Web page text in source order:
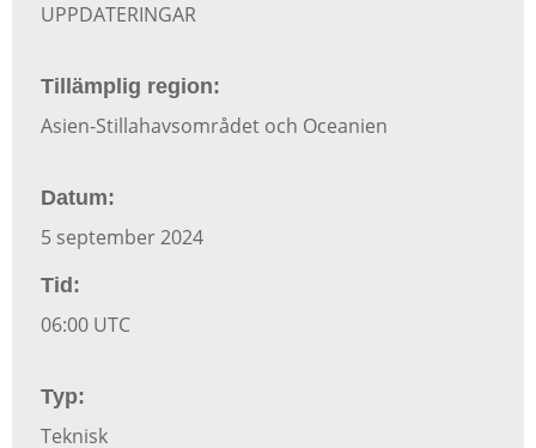
UPPDATERINGAR
Tillämplig region:
Asien-Stillahavsområdet och Oceanien
Datum:
5 september 2024
Tid:
06:00 UTC
Typ:
Teknisk